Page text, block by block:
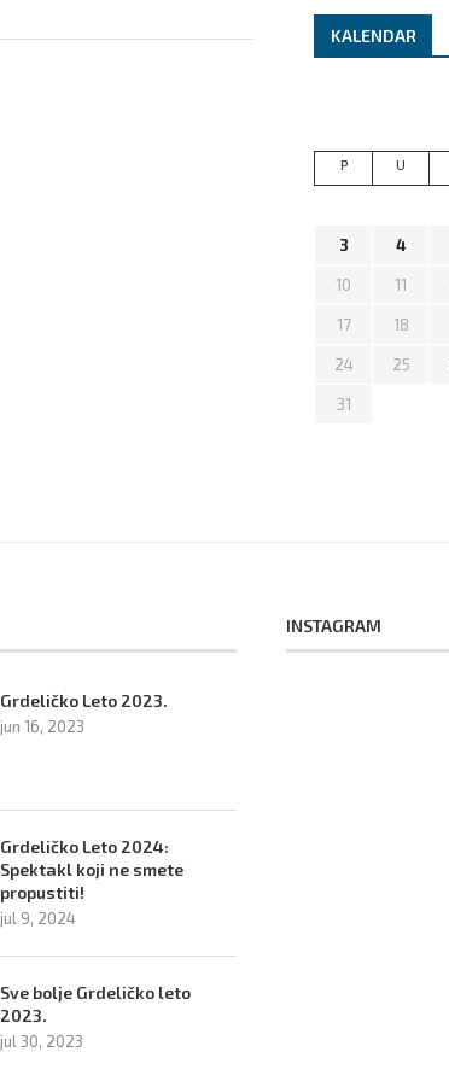
KALENDAR
P U
3 4
10 11
17 18
24 25
31
Grdeličko Leto 2023.
jun 16, 2023
Grdeličko Leto 2024:
Spektakl koji ne smete
propustiti!
jul 9, 2024
Sve bolje Grdeličko leto
2023.
jul 30, 2023
INSTAGRAM